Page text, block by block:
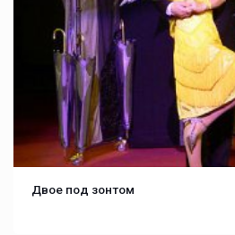
Двое под зонтом